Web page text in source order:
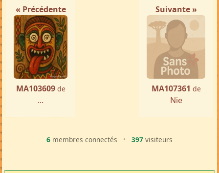
« Précédente
MA103609 de
...
Suivante »
MA107361 de
Nie
6 membres connectés • 397 visiteurs